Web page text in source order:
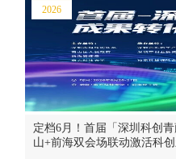
定档6月！首届「深圳科创
山+前海双会场联动激活科
2026